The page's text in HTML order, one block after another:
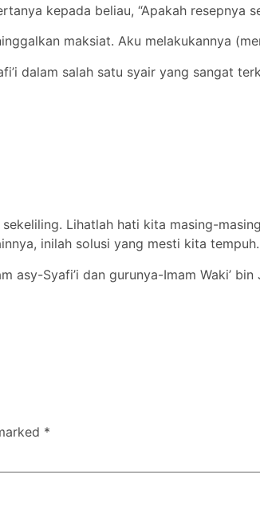
kepada beliau, “Apakah resepnya
maksiat. Aku melakukannya
dalam salah satu syair yang sangat
Lihatlah hati kita masing-
inilah solusi yang mesti kita tempuh.
Syafi’i dan gurunya-Imam Waki’ bin
*